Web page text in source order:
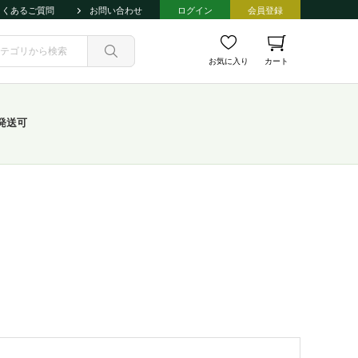
くあるご質問 お問い合わせ ログイン 会員登録
お気に入り カート
送可